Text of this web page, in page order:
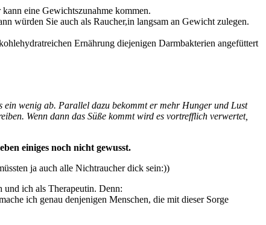
eine Gewichtszunahme kommen.
würden Sie auch als Raucher,in langsam an Gewicht zulegen.
Ernährung diejenigen Darmbakterien angefüttert
ein wenig ab. Parallel dazu bekommt er mehr Hunger und Lust
Wenn dann das Süße kommt wird es vortrefflich verwertet,
einiges noch nicht gewusst.
ja auch alle Nichtraucher dick sein:))
und ich als Therapeutin. Denn:
ich genau denjenigen Menschen, die mit dieser Sorge